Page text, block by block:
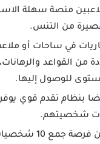
منصة سهلة
من التنس.
في ساحات أو
من القواعد
للوصول إليها.
بنظام تقدم قوي
شخصيتهم.
ستتاح للاعبين